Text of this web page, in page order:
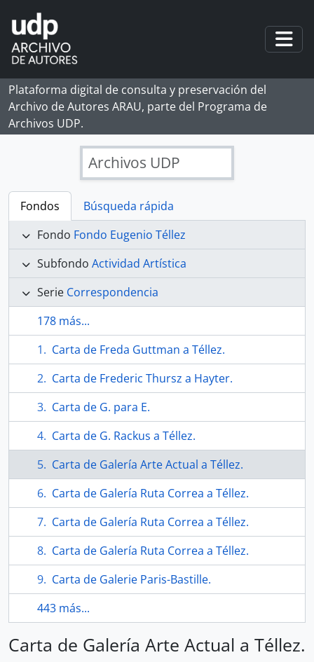
Skip to main content
Plataforma digital de consulta y preservación del
Archivo de Autores ARAU, parte del Programa de
Archivos UDP.
Archivos UDP
Fondos
Búsqueda rápida
Fondo Fondo Eugenio Téllez
Subfondo Actividad Artística
Serie Correspondencia
178 más...
Carta de Freda Guttman a Téllez.
Carta de Frederic Thursz a Hayter.
Carta de G. para E.
Carta de G. Rackus a Téllez.
Carta de Galería Arte Actual a Téllez.
Carta de Galería Ruta Correa a Téllez.
Carta de Galería Ruta Correa a Téllez.
Carta de Galería Ruta Correa a Téllez.
Carta de Galerie Paris-Bastille.
443 más...
Carta de Galería Arte Actual a Téllez.